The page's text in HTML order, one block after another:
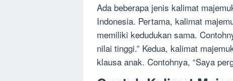
Ada beberapa jenis kalimat
Indonesia. Pertama, kalimat
memiliki kedudukan sama.
nilai tinggi.” Kedua, kalimat
klausa anak. Contohnya, “Saya